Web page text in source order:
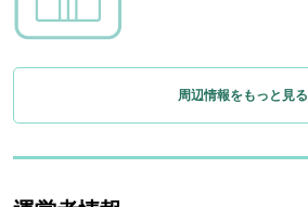
周辺情報をもっと見る